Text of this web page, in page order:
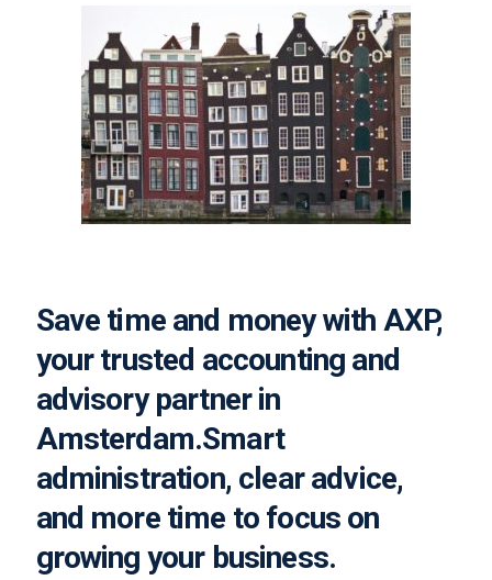
Save time and money with AXP,
your trusted accounting and
advisory partner in
Amsterdam.Smart
administration, clear advice,
and more time to focus on
growing your business.